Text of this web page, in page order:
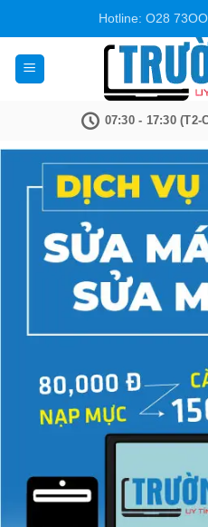
nội
dung
Hotline: O28
07:30 - 17:30 (T2-